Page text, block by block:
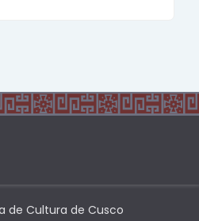
de Cultura de Cusco